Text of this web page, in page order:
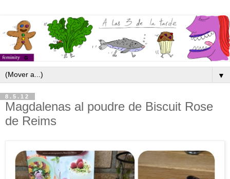
▼
8.5.12
Magdalenas al poudre de Biscuit Rose
de Reims